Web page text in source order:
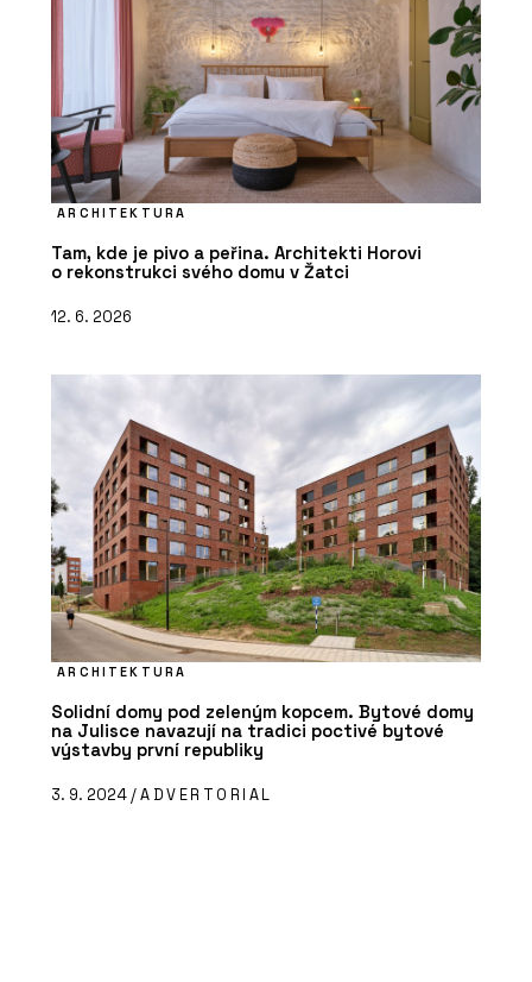
ARCHITEKTURA
Tam, kde je pivo a peřina. Architekti Horovi
o rekonstrukci svého domu v Žatci
12. 6. 2026
ARCHITEKTURA
Solidní domy pod zeleným kopcem. Bytové domy
na Julisce navazují na tradici poctivé bytové
výstavby první republiky
3. 9. 2024 /ADVERTORIAL